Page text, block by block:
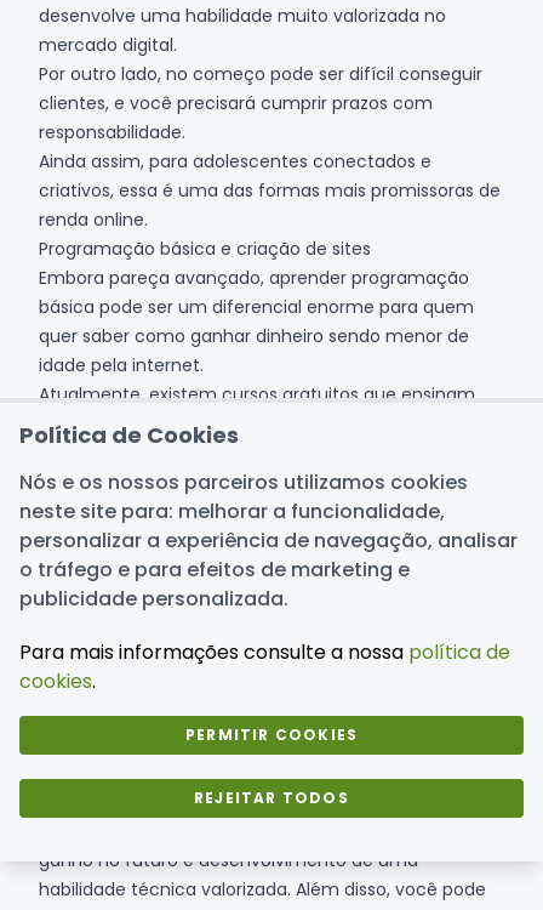
desenvolve uma habilidade muito valorizada no
mercado digital.
Por outro lado, no começo pode ser difícil conseguir
clientes, e você precisará cumprir prazos com
responsabilidade.
Ainda assim, para adolescentes conectados e
criativos, essa é uma das formas mais promissoras de
renda online.
Programação básica e criação de sites
Embora pareça avançado, aprender programação
básica pode ser um diferencial enorme para quem
quer saber como ganhar dinheiro sendo menor de
idade pela internet.
Atualmente, existem cursos gratuitos que ensinam
HTML, CSS e noções de criação de sites. Com esse
simples para pequenos negócios locais, como:
Landing pages para lojas do bairro;
Sites simples para prestadores de serviço;
Páginas de divulgação para eventos;
Ajustes e atualizações em sites já existentes.
projetos próprios para mostrar como portfólio. Em
seguida, ofereça seus serviços para comerciantes da
sua região ou divulgue nas redes sociais.
Outra possibilidade é trabalhar com criação de blogs
ou páginas de vendas usando plataformas prontas,
que não exigem programação avançada.
ganho no futuro e desenvolvimento de uma
habilidade técnica valorizada. Além disso, você pode
Política de Cookies
Nós e os nossos parceiros utilizamos cookies
neste site para: melhorar a funcionalidade,
personalizar a experiência de navegação, analisar
o tráfego e para efeitos de marketing e
publicidade personalizada.
Para mais informações consulte a nossa política de
cookies.
PERMITIR COOKIES
REJEITAR TODOS